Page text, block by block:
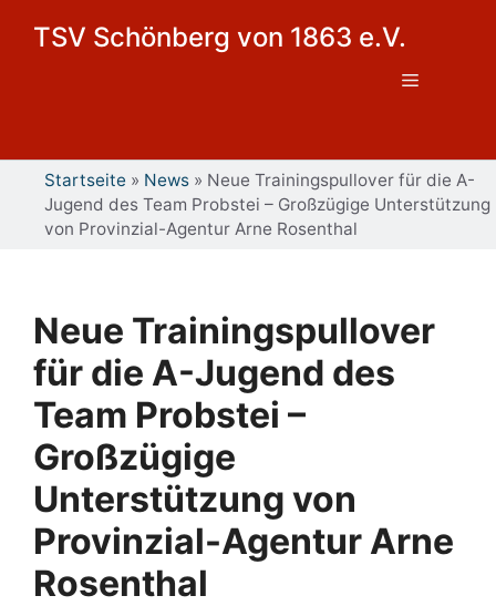
TSV Schönberg von 1863 e.V.
Menü
Startseite » News » Neue Trainingspullover für die A-
Jugend des Team Probstei – Großzügige Unterstützung
von Provinzial-Agentur Arne Rosenthal
Neue Trainingspullover
für die A-Jugend des
Team Probstei –
Großzügige
Unterstützung von
Provinzial-Agentur Arne
Rosenthal